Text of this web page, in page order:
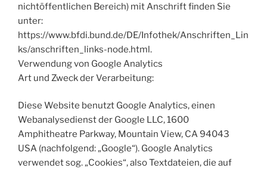
nichtöffentlichen Bereich) mit Anschrift finden Sie
unter:
https://www.bfdi.bund.de/DE/Infothek/Anschriften_Lin
ks/anschriften_links-node.html.
Verwendung von Google Analytics
Art und Zweck der Verarbeitung:
Diese Website benutzt Google Analytics, einen
Webanalysedienst der Google LLC, 1600
Amphitheatre Parkway, Mountain View, CA 94043
USA (nachfolgend: „Google“). Google Analytics
verwendet sog. „Cookies“, also Textdateien, die auf